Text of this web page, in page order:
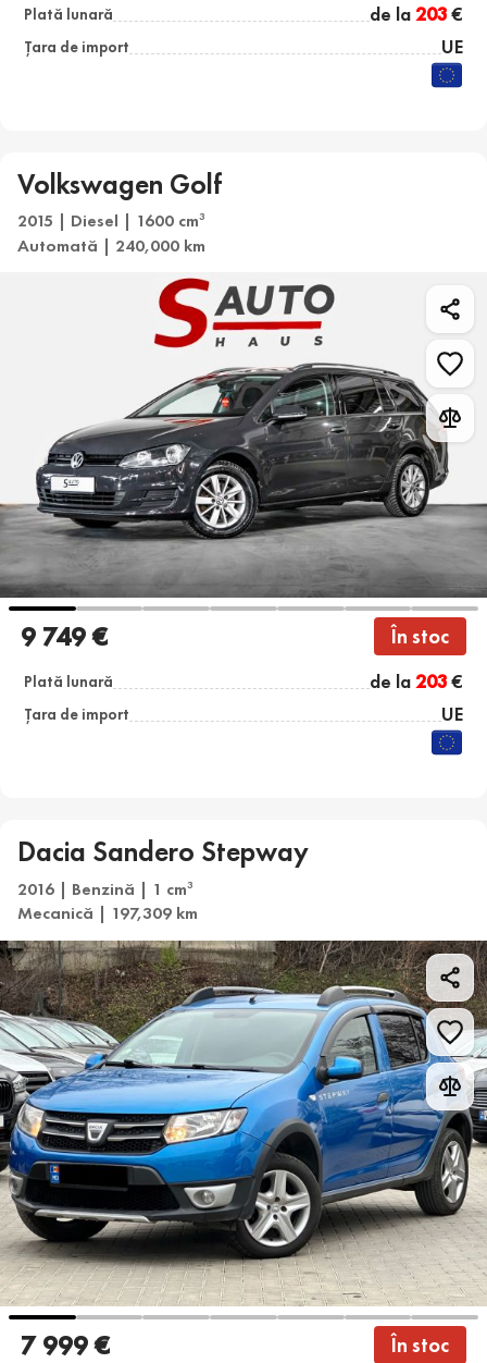
Plată lunară de la203€
Țara de import UE
Volkswagen Golf
2015 | Diesel | 1600 cm3
Automată | 240,000 km
9 749 € În stoc
Plată lunară de la203€
Țara de import UE
Dacia Sandero Stepway
2016 | Benzină | 1 cm3
Mecanică | 197,309 km
7 999 € În stoc